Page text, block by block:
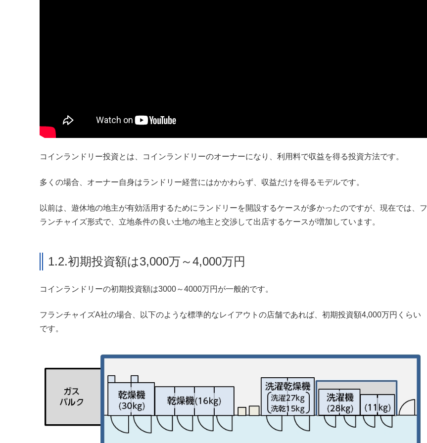
コインランドリー投資とは 、コインランドリーのオーナーになり、利用料で収益を得る投資方法です。
多くの場合、オーナー自身はランドリー経営にはかかわらず、収益だけを得るモデルです。
以前は、遊休地の地主が有効活用するためにランドリーを開設するケースが多かったのですが、現在では、フ
ランチャイズ形式で、立地条件の良い土地の地主と交渉して出店するケースが増加しています。
1.2.初期投資額は3,000万～4,000万円
コインランドリーの初期投資額は3000～4000万円が一般的です。
フランチャイズA社の場合、以下のような標準的なレイアウトの店舗であれば、初期投資額4,000万円くらい
です。